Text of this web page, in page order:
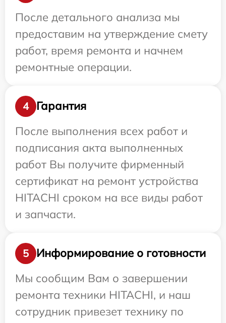
После детального анализа мы
предоставим на утверждение смету
работ, время ремонта и начнем
ремонтные операции.
4
Гарантия
После выполнения всех работ и
подписания акта выполненных
работ Вы получите фирменный
сертификат на ремонт устройства
HITACHI сроком на все виды работ
и запчасти.
5
Информирование о готовности
Мы сообщим Вам о завершении
ремонта техники HITACHI, и наш
сотрудник привезет технику по